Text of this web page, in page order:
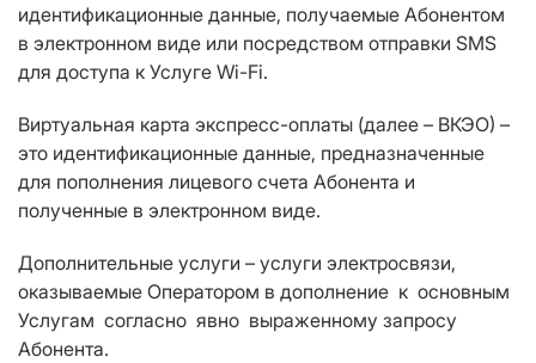
идентификационные данные, получаемые Абонентом
в электронном виде или посредством отправки SMS
для доступа к Услуге Wi-Fi.
Виртуальная карта экспресс-оплаты (далее – ВКЭО) –
это идентификационные данные, предназначенные
для пополнения лицевого счета Абонента и
полученные в электронном виде.
Дополнительные услуги – услуги электросвязи,
оказываемые Оператором в дополнение к основным
Услугам согласно явно выраженному запросу
Абонента.